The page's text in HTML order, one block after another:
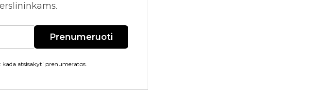
Prenumeruoti
atsisakyti prenumeratos.